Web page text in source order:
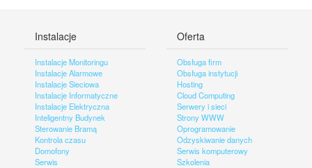
Instalacje
Instalacje Monitoringu
Instalacje Alarmowe
Instalacje Sieciowa
Instalacje Informatyczne
Instalacje Elektryczna
Inteligentny Budynek
Sterowanie Bramą
Kontrola czasu
Domofony
Serwis
Oferta
Obsługa firm
Obsługa instytucji
Hosting
Cloud Computing
Serwery i sieci
Strony WWW
Oprogramowanie
Odzyskiwanie danych
Serwis komputerowy
Szkolenia